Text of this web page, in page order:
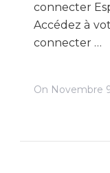
connecter
Accédez à
connecter …
On Novembre